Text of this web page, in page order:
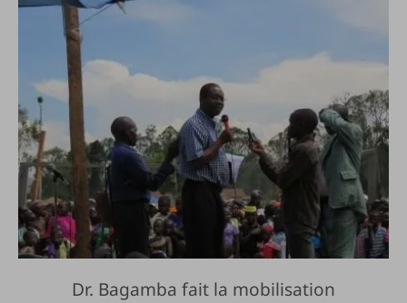
Dr. Bagamba fait la mobilisation